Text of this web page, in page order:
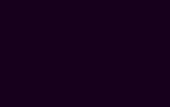
wird, um die künstliche
Bildschirm festgelegten Stelle
ein individueller
der den zeitlichen Ablauf
beinhaltet.
Zahnwurzel